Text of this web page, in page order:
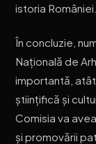
istoria României.
În concluzie,
Națională de
importantă,
științifică și
Comisia va
și promovării